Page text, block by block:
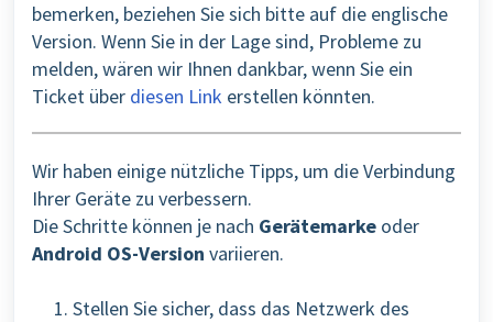
bemerken, beziehen Sie sich bitte auf die englische
Version. Wenn Sie in der Lage sind, Probleme zu
melden, wären wir Ihnen dankbar, wenn Sie ein
Ticket über diesen Link erstellen könnten.
Wir haben einige nützliche Tipps, um die Verbindung
Ihrer Geräte zu verbessern.
Die Schritte können je nach Gerätemarke oder
Android OS-Version variieren.
1. Stellen Sie sicher, dass das Netzwerk des